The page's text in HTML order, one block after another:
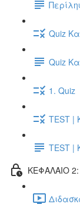
Quiz
Quiz
1. Quiz
TEST |
TEST |
ΚΕΦΑΛΑΙΟ